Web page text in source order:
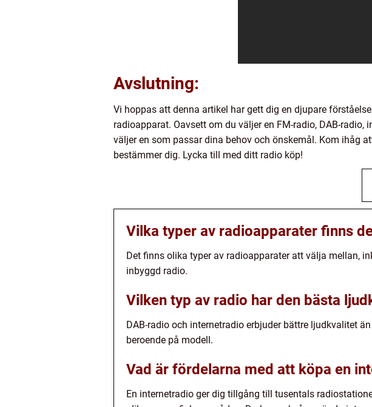
Avslutning:
Vi hoppas att denna artikel har gett dig en djupare
radioapparat. Oavsett om du väljer en FM-radio, DAB-
väljer en som passar dina behov och önskemål. Kom ihåg
bestämmer dig. Lycka till med ditt radio köp!
Vilka typer av radioapparater finns
Det finns olika typer av radioapparater att välja mellan,
inbyggd radio.
Vilken typ av radio har den bästa
DAB-radio och internetradio erbjuder bättre ljudkvalitet
beroende på modell.
Vad är fördelarna med att köpa en
En internetradio ger dig tillgång till tusentals